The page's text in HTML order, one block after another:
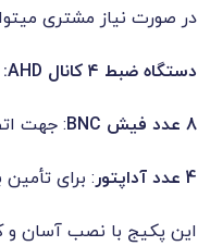
در صورت نیاز مشتری
دستگاه ضبط ۴ کانال AHD:
8 عدد فیش BNC : جهت
4 عدد آداپتور : برای
این پکیج با نصب آسان و